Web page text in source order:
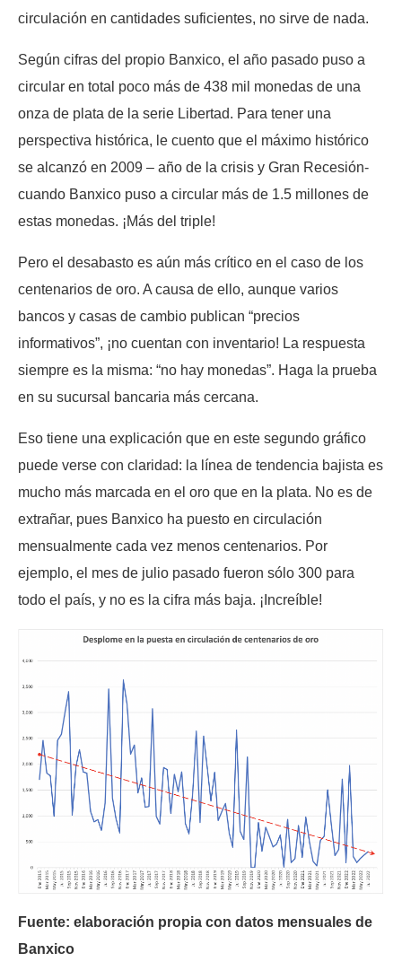
circulación en cantidades suficientes, no sirve de nada.
Según cifras del propio Banxico, el año pasado puso a
circular en total poco más de 438 mil monedas de una
onza de plata de la serie Libertad. Para tener una
perspectiva histórica, le cuento que el máximo histórico
se alcanzó en 2009 – año de la crisis y Gran Recesión-
cuando Banxico puso a circular más de 1.5 millones de
estas monedas. ¡Más del triple!
Pero el desabasto es aún más crítico en el caso de los
centenarios de oro. A causa de ello, aunque varios
bancos y casas de cambio publican “precios
informativos”, ¡no cuentan con inventario! La respuesta
siempre es la misma: “no hay monedas”. Haga la prueba
en su sucursal bancaria más cercana.
Eso tiene una explicación que en este segundo gráfico
puede verse con claridad: la línea de tendencia bajista es
mucho más marcada en el oro que en la plata. No es de
extrañar, pues Banxico ha puesto en circulación
mensualmente cada vez menos centenarios. Por
ejemplo, el mes de julio pasado fueron sólo 300 para
todo el país, y no es la cifra más baja. ¡Increíble!
Fuente: elaboración propia con datos mensuales de
Banxico